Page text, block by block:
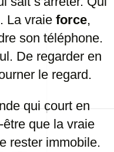
La vraie force,
son téléphone.
De regarder en
le regard.
qui court en
que la vraie
rester immobile.